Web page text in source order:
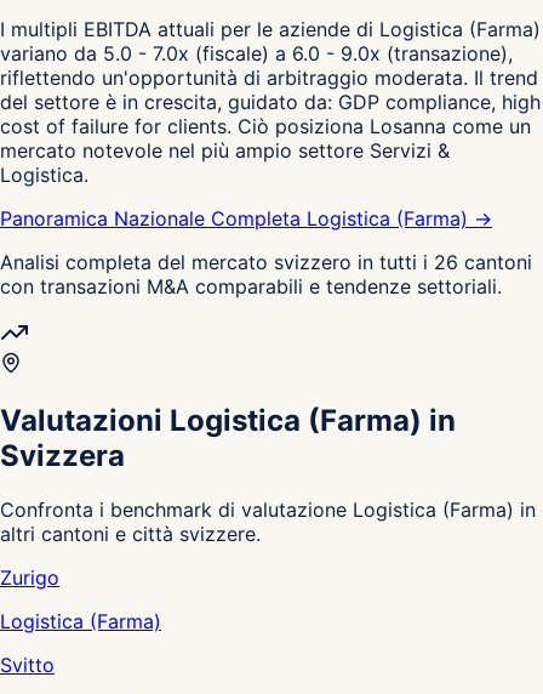
I multipli EBITDA attuali per le aziende di Logistica (Farma)
variano da 5.0 - 7.0x (fiscale) a 6.0 - 9.0x (transazione),
riflettendo un'opportunità di arbitraggio moderata. Il trend
del settore è in crescita, guidato da: GDP compliance, high
cost of failure for clients. Ciò posiziona Losanna come un
mercato notevole nel più ampio settore Servizi &
Logistica.
Panoramica Nazionale Completa Logistica (Farma) →
Analisi completa del mercato svizzero in tutti i 26 cantoni
con transazioni M&A comparabili e tendenze settoriali.
Valutazioni Logistica (Farma) in
Svizzera
Confronta i benchmark di valutazione Logistica (Farma) in
altri cantoni e città svizzere.
Zurigo
Logistica (Farma)
Svitto